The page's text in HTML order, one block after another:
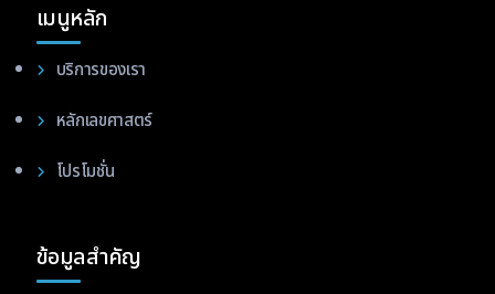
เมนูหลัก
บริการของเรา
หลักเลขศาสตร์
โปรโมชั่น
ข้อมูลสำคัญ